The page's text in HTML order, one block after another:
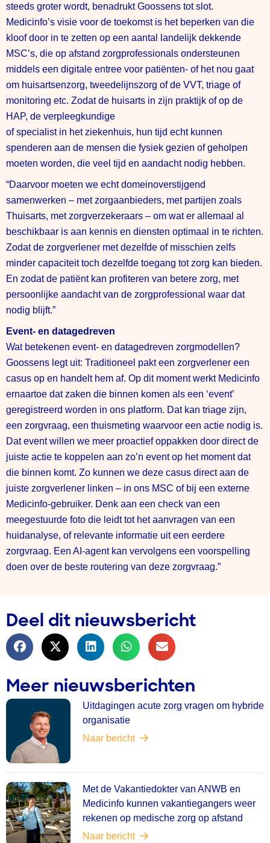
steeds groter wordt, benadrukt Goossens tot slot.
Medicinfo’s visie voor de toekomst is het beperken van die
kloof door in te zetten op een aantal landelijk dekkende
MSC’s, die op afstand zorgprofessionals ondersteunen
middels een digitale entree voor patiënten- of het nou gaat
om huisartsenzorg, tweedelijnszorg of de VVT, triage of
monitoring etc. Zodat de huisarts in zijn praktijk of op de
HAP, de verpleegkundige
of specialist in het ziekenhuis, hun tijd echt kunnen
spenderen aan de mensen die fysiek gezien of geholpen
moeten worden, die veel tijd en aandacht nodig hebben.
“Daarvoor moeten we echt domeinoverstijgend
samenwerken – met zorgaanbieders, met partijen zoals
Thuisarts, met zorgverzekeraars – om wat er allemaal al
beschikbaar is aan kennis en diensten optimaal in te richten.
Zodat de zorgverlener met dezelfde of misschien zelfs
minder capaciteit toch dezelfde toegang tot zorg kan bieden.
En zodat de patiënt kan profiteren van betere zorg, met
persoonlijke aandacht van de zorgprofessional waar dat
nodig blijft.”
Event- en datagedreven
Wat betekenen event- en datagedreven zorgmodellen?
Goossens legt uit: Traditioneel pakt een zorgverlener een
casus op en handelt hem af. Op dit moment werkt Medicinfo
ernaartoe dat zaken die binnen komen als een ‘event’
geregistreerd worden in ons platform. Dat kan triage zijn,
een zorgvraag, een thuismeting waarvoor een actie nodig is.
Dat event willen we meer proactief oppakken door direct de
juiste actie te koppelen aan zo’n event op het moment dat
die binnen komt. Zo kunnen we deze casus direct aan de
juiste zorgverlener linken – in ons MSC of bij een externe
Medicinfo-gebruiker. Denk aan een check van een
meegestuurde foto die leidt tot het aanvragen van een
huidanalyse, of relevante informatie uit een eerdere
zorgvraag. Een AI-agent kan vervolgens een voorspelling
doen over de beste routering van deze zorgvraag.”
Deel dit nieuwsbericht
Meer nieuwsberichten
Uitdagingen acute zorg vragen om hybride
organisatie
Naar bericht
Met de Vakantiedokter van ANWB en
Medicinfo kunnen vakantiegangers weer
rekenen op medische zorg op afstand
Naar bericht